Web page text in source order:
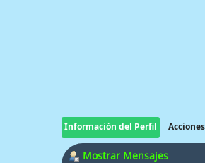
Información del Perfil Acciones
Mostrar Mensajes